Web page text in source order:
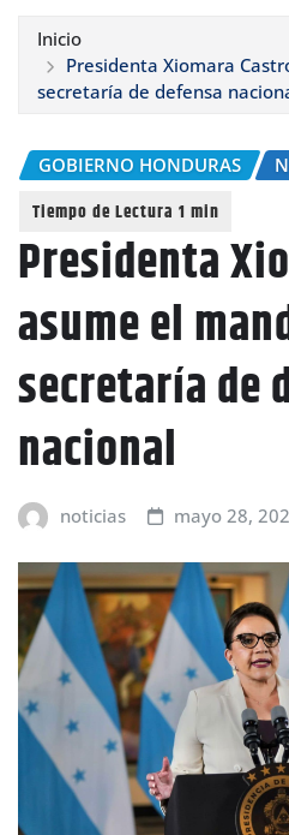
Inicio
Presidenta Xiomara
secretaría de defensa
GOBIERNO HONDURAS
Presidenta
asume el
secretaría de
nacional
noticias mayo 28,